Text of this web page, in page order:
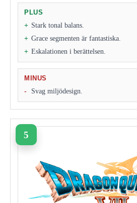
PLUS
Stark tonal balans.
Grace segmenten är fantastiska.
Eskalationen i berättelsen.
MINUS
Svag miljödesign.